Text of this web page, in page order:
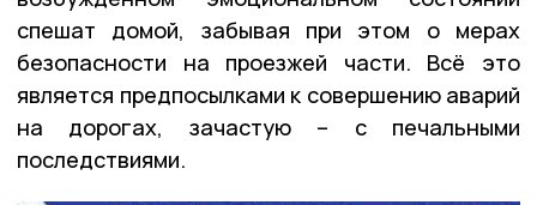
спешат домой, забывая при этом о мерах
безопасности на проезжей части. Всё это
является предпосылками к совершению аварий
на дорогах, зачастую – с печальными
последствиями.